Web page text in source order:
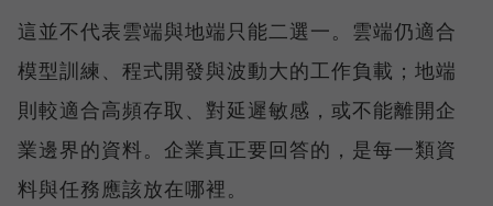
這並不代表雲端與地端只能二選一。雲端仍適合
模型訓練、程式開發與波動大的工作負載；地端
則較適合高頻存取、對延遲敏感，或不能離開企
業邊界的資料。企業真正要回答的，是每一類資
料與任務應該放在哪裡。